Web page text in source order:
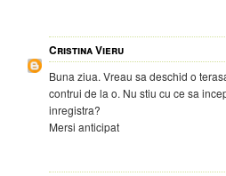
Cristina Vieru
Buna ziua. Vreau sa deschid o
contrui de la o. Nu stiu cu ce sa
inregistra?
Mersi anticipat